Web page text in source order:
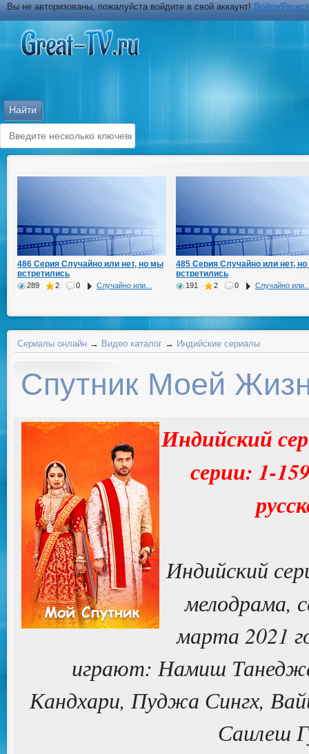
Вы не авторизованы, пожалуйста войдите в свой аккаунт!Войти/
486 Серия Случайно или нет, но мы
встретились
289 2 0 Случайно или...
485 Серия Случайно или нет,
встретились
191 2 0 Случайно
Сериалы онлайн → Видео каталог → Индийские сериалы
Спутник Моей
Индийский
серии: 1-
Индийский
мелодрама,
марта 2021
играют: Намиш
Кандхари, Пуджа Сингх,
Саилеш